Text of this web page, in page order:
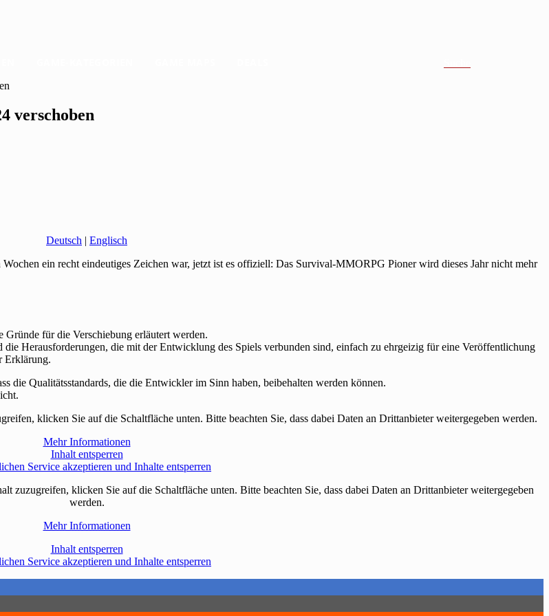
verschoben
Deutsch | Englisch
ein recht eindeutiges Zeichen war, jetzt ist es offiziell: Das Survival-MMORPG Pioner wird dieses Jahr nicht mehr
für die Verschiebung erläutert werden.
Herausforderungen, die mit der Entwicklung des Spiels verbunden sind, einfach zu ehrgeizig für eine Veröffentlichung
Erklärung.
die Qualitätsstandards, die die Entwickler im Sinn haben, beibehalten werden können.
klicken Sie auf die Schaltfläche unten. Bitte beachten Sie, dass dabei Daten an Drittanbieter weitergegeben werden.
Mehr Informationen
Inhalt entsperren
Service akzeptieren und Inhalte entsperren
zuzugreifen, klicken Sie auf die Schaltfläche unten. Bitte beachten Sie, dass dabei Daten an Drittanbieter weitergegeben
werden.
Mehr Informationen
Inhalt entsperren
Service akzeptieren und Inhalte entsperren